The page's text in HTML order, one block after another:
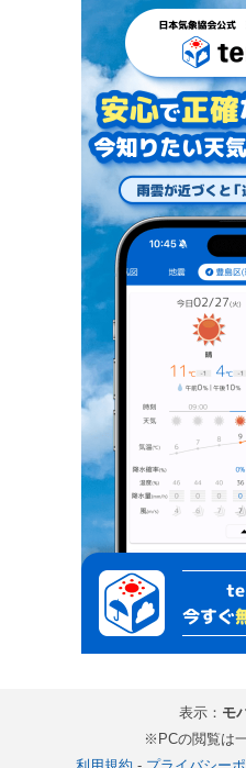
表示： モ
※PCの閲覧は